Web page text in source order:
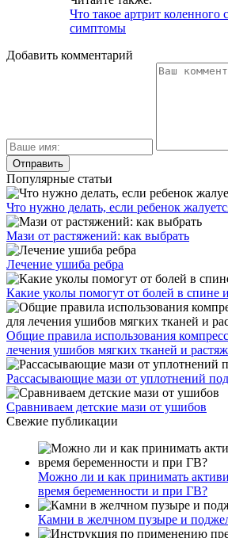
Что такое артрит коленного
симптомы
Добавить комментарий
Популярные статьи
Что нужно делать, если ребенок
Мази от растяжений: как выбрать
Лечение ушиба ребра
Какие уколы помогут от болей в спине
Общие правила использования
лечения ушибов мягких тканей и
Рассасывающие мази от уплотнений
Сравниваем детские мази от ушибов
Свежие публикации
Можно ли и как принимать
время беременности и при ГВ?
Камни в желчном пузыре и